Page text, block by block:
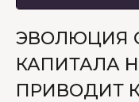
ЭВОЛЮЦИЯ
КАПИТАЛА
ПРИВОДИТ